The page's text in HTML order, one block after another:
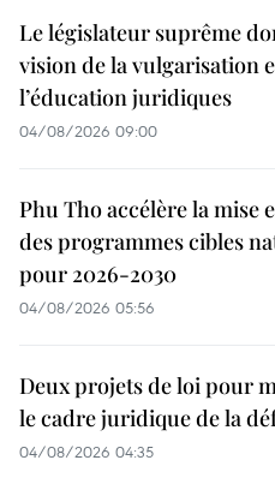
Le législateur suprême
vision de la vulgarisation
l’éducation juridiques
04/08/2026 09:00
Phu Tho accélère la mise
des programmes cibles
pour 2026-2030
04/08/2026 05:56
Deux projets de loi pour
le cadre juridique de la
04/08/2026 04:35